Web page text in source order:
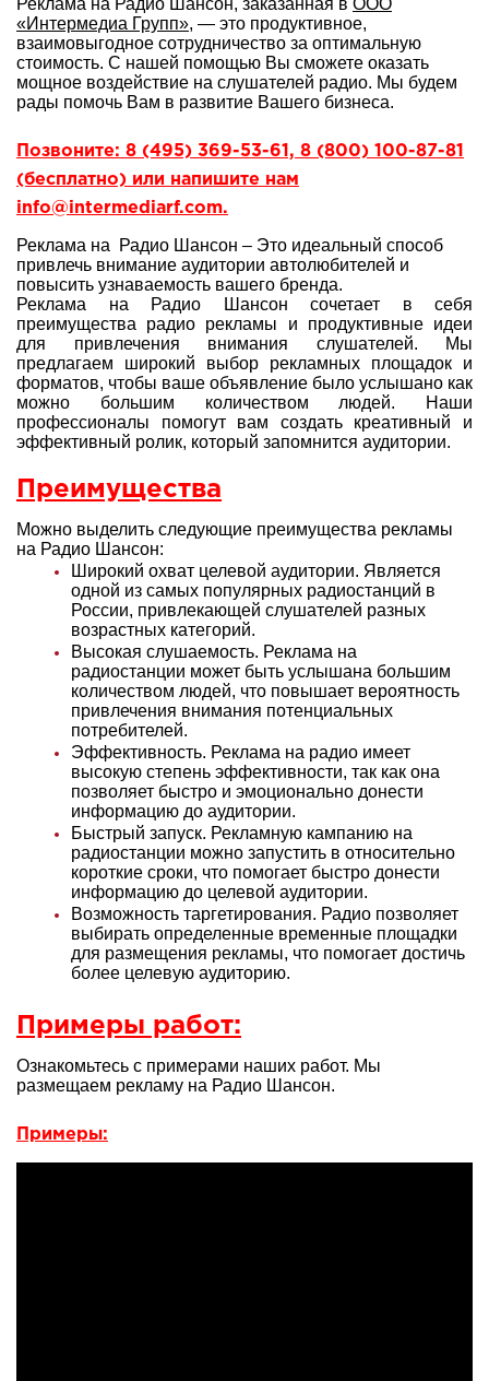
«Интермедиа Групп», — это продуктивное,
взаимовыгодное сотрудничество за оптимальную
стоимость. С нашей помощью Вы сможете оказать
мощное воздействие на слушателей радио. Мы будем
рады помочь Вам в развитие Вашего бизнеса.
Позвоните: 8 (495) 369-53-61, 8 (800) 100-87-81
(бесплатно) или напишите нам
info@intermediarf.com.
Реклама на Радио Шансон – Это идеальный способ
привлечь внимание аудитории автолюбителей и
повысить узнаваемость вашего бренда.
Реклама на Радио Шансон сочетает в себя
преимущества радио рекламы и продуктивные идеи
для привлечения внимания слушателей. Мы
предлагаем широкий выбор рекламных площадок и
форматов, чтобы ваше объявление было услышано как
можно большим количеством людей. Наши
профессионалы помогут вам создать креативный и
эффективный ролик, который запомнится аудитории.
Преимущества
Можно выделить следующие преимущества рекламы
на Радио Шансон:
Широкий охват целевой аудитории. Является
одной из самых популярных радиостанций в
России, привлекающей слушателей разных
возрастных категорий.
Высокая слушаемость. Реклама на
радиостанции может быть услышана большим
количеством людей, что повышает вероятность
привлечения внимания потенциальных
потребителей.
Эффективность. Реклама на радио имеет
высокую степень эффективности, так как она
позволяет быстро и эмоционально донести
информацию до аудитории.
Быстрый запуск. Рекламную кампанию на
радиостанции можно запустить в относительно
короткие сроки, что помогает быстро донести
информацию до целевой аудитории.
Возможность таргетирования. Радио позволяет
выбирать определенные временные площадки
для размещения рекламы, что помогает достичь
более целевую аудиторию.
Примеры работ:
Ознакомьтесь с примерами наших работ. Мы
размещаем рекламу на Радио Шансон.
Примеры: